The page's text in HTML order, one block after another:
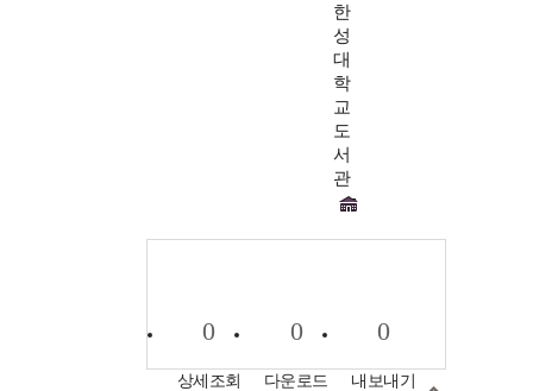
한
성
대
학
교
도
서
관
0
상세조회
0
다운로드
0
내보내기